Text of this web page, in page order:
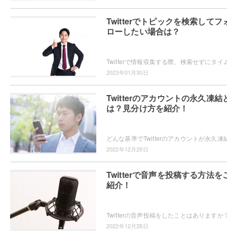
Twitterでトピックを検索してフ
ローしたい場合は？
2023年01月30日
Twitterのアカウントの永久凍結
は？見分け方を紹介！
2022年12月29日
Twitterで音声を投稿する方法を
紹介！
2022年12月28日